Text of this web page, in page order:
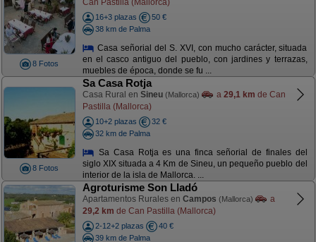
8 Fotos
Can Pastilla (Mallorca)
16+3 plazas
50 €
38 km de Palma
Casa señorial del S. XVI, con mucho carácter, situada
en el casco antiguo del pueblo, con jardines y terrazas,
muebles de época, donde se fu ...
8 Fotos
Sa Casa Rotja
Casa Rural en Sineu (Mallorca) a 29,1 km de Can
Pastilla (Mallorca)
10+2 plazas
32 €
32 km de Palma
Sa Casa Rotja es una finca señorial de finales del
siglo XIX situada a 4 Km de Sineu, un pequeño pueblo del
interior de la isla de Mallorca. ...
Agroturisme Son Lladó
Apartamentos Rurales en Campos (Mallorca)
a
29,2 km de Can Pastilla (Mallorca)
2-12+2 plazas
40 €
39 km de Palma